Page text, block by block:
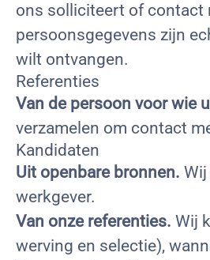
ons solliciteert of contact
persoonsgegevens zijn
wilt ontvangen.
Referenties
Van de persoon voor wie
verzamelen om contact
Kandidaten
Uit openbare bronnen.
werkgever.
Van onze referenties. Wij
werving en selectie),